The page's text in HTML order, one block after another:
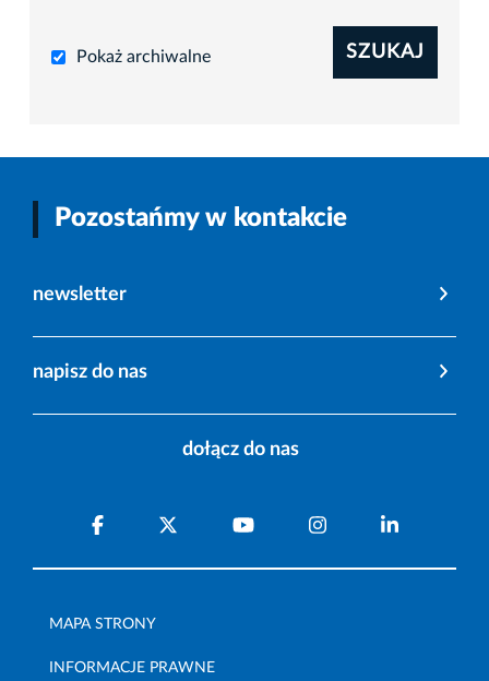
Pokaż archiwalne SZUKAJ
Pozostańmy w kontakcie
newsletter
napisz do nas
dołącz do nas
MAPA STRONY
INFORMACJE PRAWNE